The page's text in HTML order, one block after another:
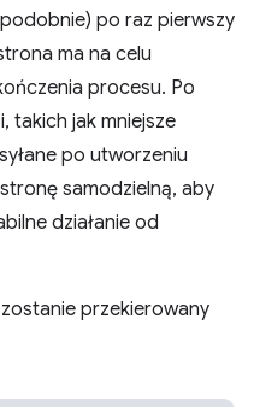
po raz pierwszy
ma na celu
procesu. Po
takich jak mniejsze
po utworzeniu
samodzielną, aby
działanie od
przekierowany